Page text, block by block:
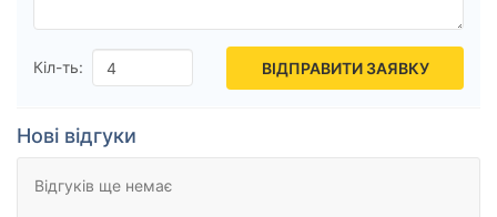
Кіл-ть: ВІДПРАВИТИ ЗАЯВКУ
Нові відгуки
Відгуків ще немає